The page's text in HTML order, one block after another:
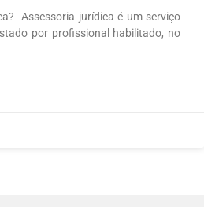
Assessoria jurídica é um serviço
por profissional habilitado, no